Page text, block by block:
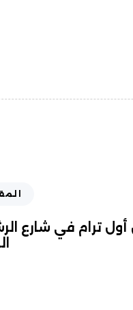
أول ترام في شارع